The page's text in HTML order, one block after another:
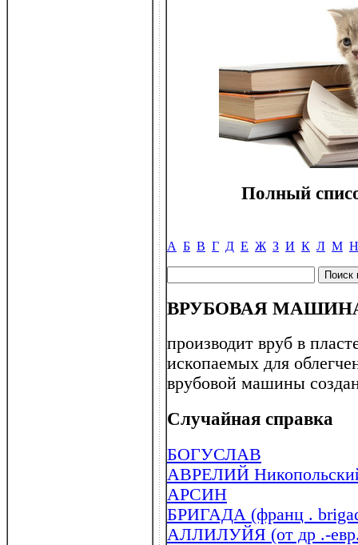
Полный
А Б В Г Д Е Ж З И К Л М Н
ВРУБОВАЯ
производит вруб в
ископаемых для
врубовой машины
Случайная справка
БОГУСЛАВ
АВРЕЛИЙ
АРСИН
БРИГАДА (франц .
АЛЛИЛУЙЯ (от др .-евр.